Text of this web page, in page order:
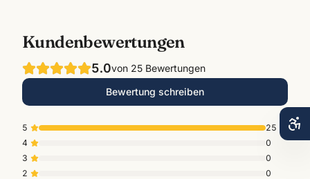
Kundenbewertungen
5.0von 25 Bewertungen
Bewertung schreiben
5
25
4
0
3
0
2
0